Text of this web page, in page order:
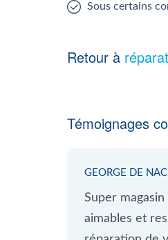
Sous certains
Retour à
Témoignages
GEORGE DE
Super
aimables et